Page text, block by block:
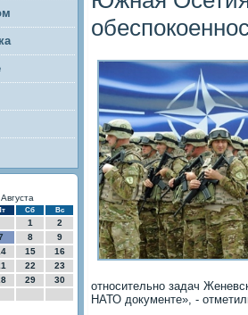
Сб Вс
1
2
8
9
15
16
22
23
29
30
относительно задач
НАТО документе», -